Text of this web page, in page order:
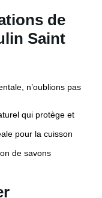
de
Saint
n’oublions pas
qui protège et
pour la cuisson
de savons